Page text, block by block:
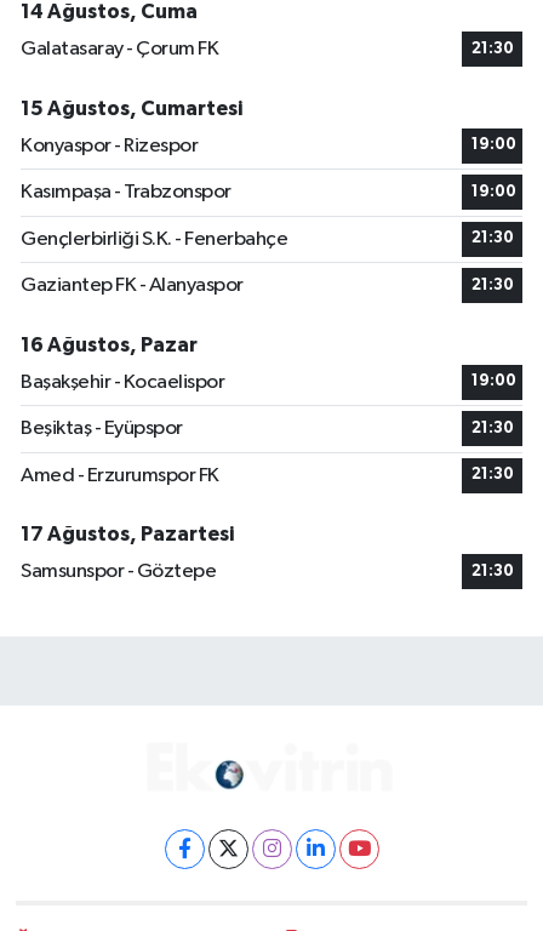
14 Ağustos, Cuma
Galatasaray - Çorum FK
21:30
15 Ağustos, Cumartesi
Konyaspor - Rizespor
19:00
Kasımpaşa - Trabzonspor 19:00
Gençlerbirliği S.K. - Fenerbahçe 21:30
Gaziantep FK - Alanyaspor 21:30
16 Ağustos, Pazar
Başakşehir - Kocaelispor
19:00
Beşiktaş - Eyüpspor 21:30
Amed - Erzurumspor FK 21:30
17 Ağustos, Pazartesi
Samsunspor - Göztepe
21:30